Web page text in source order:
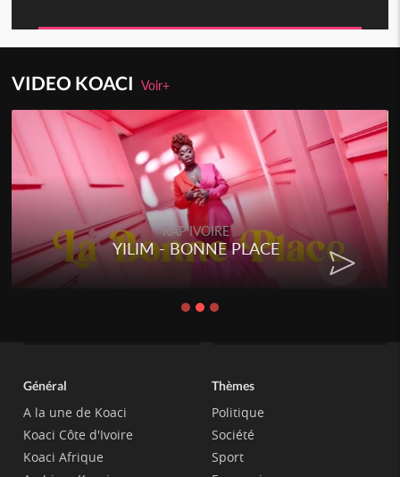
VIDEO KOACIVoir+
RAP IVOIRE
YILIM - BONNE PLACE
Général
A la une de Koaci
Koaci Côte d'Ivoire
Koaci Afrique
Thèmes
Politique
Société
Sport